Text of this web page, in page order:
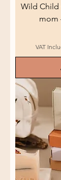
Wild Child
mom
VAT